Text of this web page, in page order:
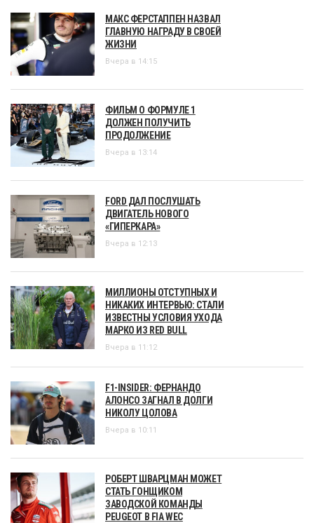
МАКС ФЕРСТАППЕН НАЗВАЛ
ГЛАВНУЮ НАГРАДУ В СВОЕЙ
ЖИЗНИ
Вчера в 14:15
ФИЛЬМ О ФОРМУЛЕ 1
ДОЛЖЕН ПОЛУЧИТЬ
ПРОДОЛЖЕНИЕ
Вчера в 13:14
FORD ДАЛ ПОСЛУШАТЬ
ДВИГАТЕЛЬ НОВОГО
«ГИПЕРКАРА»
Вчера в 12:13
МИЛЛИОНЫ ОТСТУПНЫХ И
НИКАКИХ ИНТЕРВЬЮ: СТАЛИ
ИЗВЕСТНЫ УСЛОВИЯ УХОДА
МАРКО ИЗ RED BULL
Вчера в 11:12
F1-INSIDER: ФЕРНАНДО
АЛОНСО ЗАГНАЛ В ДОЛГИ
НИКОЛУ ЦОЛОВА
Вчера в 10:11
РОБЕРТ ШВАРЦМАН МОЖЕТ
СТАТЬ ГОНЩИКОМ
ЗАВОДСКОЙ КОМАНДЫ
PEUGEOT В FIA WEC